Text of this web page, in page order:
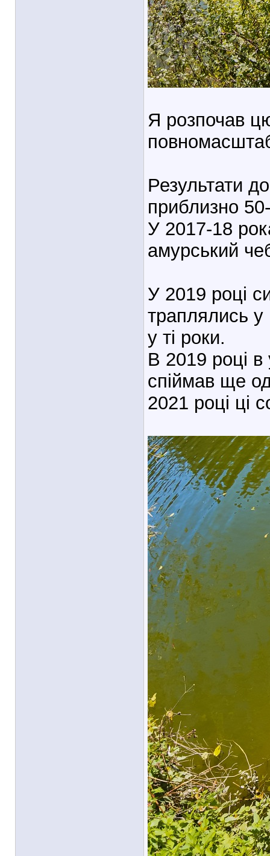
Я розпочав
Результати
приблизно
У 2017-18
амурський
У 2019 році
траплялись у
у ті роки.
В 2019 році в
спіймав ще
2021 році ці